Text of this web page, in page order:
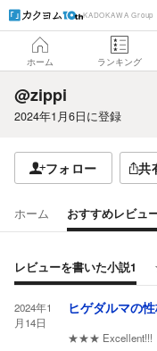
KADOKAWA Group
ホーム ランキング
@zippi
2024年1月6日に登録
フォロー 共
ホーム おすすめレビュ
レビューを書いた小説1
2024年1
月14日
ヒゲダルマの
★★★ Excellent!!!